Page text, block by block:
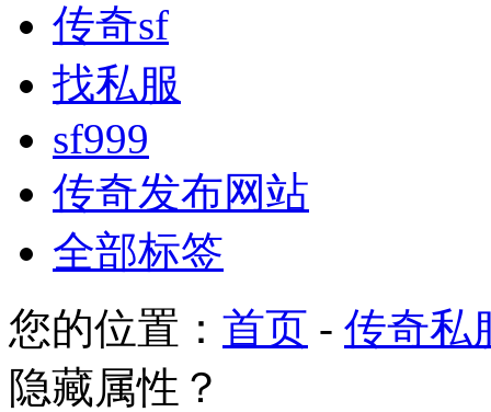
传奇sf
找私服
sf999
传奇发布网站
全部标签
您的位置： 首页 - 传奇私
隐藏属性？